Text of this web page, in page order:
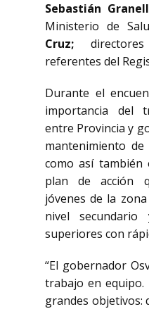
Sebastián
Ministerio de
Cruz;
referentes del
Durante el
importancia del
entre Provincia y
mantenimiento de
como así también
plan de acción
jóvenes de la
nivel
superiores con
“El gobernador
trabajo en equipo.
grandes objetivos: